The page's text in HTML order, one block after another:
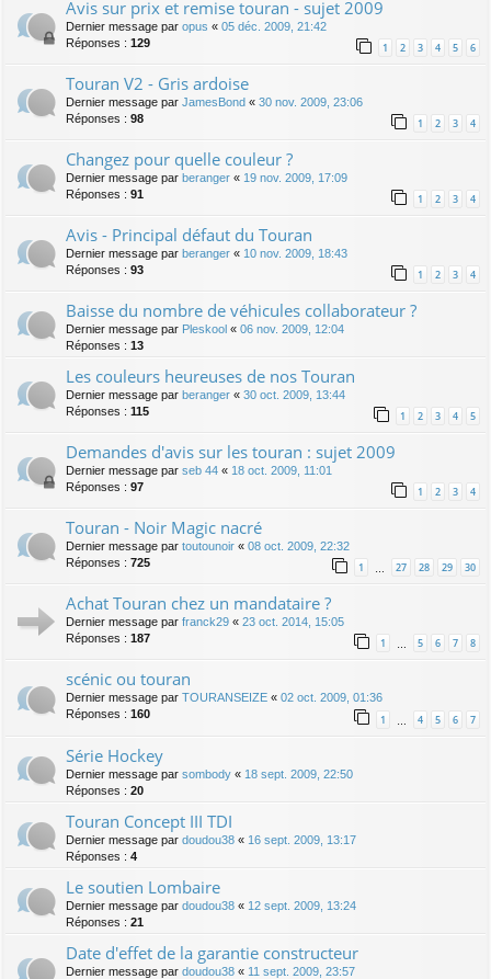
Avis sur prix et remise touran - sujet 2009
Dernier message par opus « 05 déc. 2009, 21:42
Réponses : 129 1 2 3 4 5 6
Touran V2 - Gris ardoise
Dernier message par JamesBond « 30 nov. 2009, 23:06
Réponses : 98 1 2 3 4
Changez pour quelle couleur ?
Dernier message par beranger « 19 nov. 2009, 17:09
Réponses : 91 1 2 3 4
Avis - Principal défaut du Touran
Dernier message par beranger « 10 nov. 2009, 18:43
Réponses : 93 1 2 3 4
Baisse du nombre de véhicules collaborateur ?
Dernier message par Pleskool « 06 nov. 2009, 12:04
Réponses : 13
Les couleurs heureuses de nos Touran
Dernier message par beranger « 30 oct. 2009, 13:44
Réponses : 115 1 2 3 4 5
Demandes d'avis sur les touran : sujet 2009
Dernier message par seb 44 « 18 oct. 2009, 11:01
Réponses : 97 1 2 3 4
Touran - Noir Magic nacré
Dernier message par toutounoir « 08 oct. 2009, 22:32
Réponses : 725 1 … 27 28 29 30
Achat Touran chez un mandataire ?
Dernier message par franck29 « 23 oct. 2014, 15:05
Réponses : 187 1 … 5 6 7 8
scénic ou touran
Dernier message par TOURANSEIZE « 02 oct. 2009, 01:36
Réponses : 160 1 4 5 6 7
Série Hockey
Dernier message par sombody « 18 sept. 2009, 22:50
Réponses : 20
Touran Concept III TDI
Dernier message par doudou38 « 16 sept. 2009, 13:17
Réponses : 4
Le soutien Lombaire
Dernier message par doudou38 « 12 sept. 2009, 13:24
Réponses : 21
Date d'effet de la garantie constructeur
Dernier message par doudou38 « 11 sept. 2009, 23:57